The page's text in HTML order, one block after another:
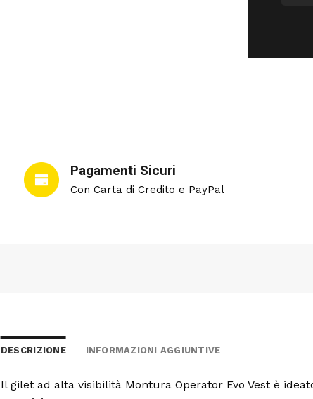
Pagamenti Sicuri
Con Carta di Credito e PayPal
DESCRIZIONE INFORMAZIONI AGGIUNTIVE
Il gilet ad alta visibilità Montura Operator Evo Vest è